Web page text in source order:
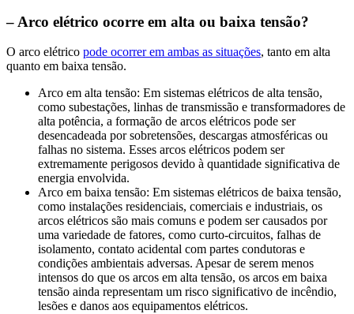
– Arco elétrico ocorre em alta ou baixa tensão?
O arco elétrico pode ocorrer em ambas as situações, tanto em alta
quanto em baixa tensão.
Arco em alta tensão: Em sistemas elétricos de alta tensão,
como subestações, linhas de transmissão e transformadores de
alta potência, a formação de arcos elétricos pode ser
desencadeada por sobretensões, descargas atmosféricas ou
falhas no sistema. Esses arcos elétricos podem ser
extremamente perigosos devido à quantidade significativa de
energia envolvida.
Arco em baixa tensão: Em sistemas elétricos de baixa tensão,
como instalações residenciais, comerciais e industriais, os
arcos elétricos são mais comuns e podem ser causados por
uma variedade de fatores, como curto-circuitos, falhas de
isolamento, contato acidental com partes condutoras e
condições ambientais adversas. Apesar de serem menos
intensos do que os arcos em alta tensão, os arcos em baixa
tensão ainda representam um risco significativo de incêndio,
lesões e danos aos equipamentos elétricos.